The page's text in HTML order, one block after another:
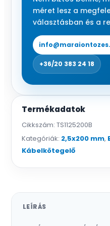
100
db/csomag
méret lesz a
választásban és a
+36/20 383 24 18
Termékadatok
Cikkszám: TS1125200B
Kategóriák: 2,5x200 mm,
Kábelkötegelő
LEÍRÁS